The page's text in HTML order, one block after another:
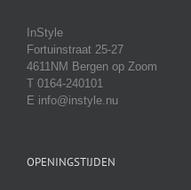
InStyle
Fortuinstraat 25-27
4611NM Bergen op Zoom
T 0164-240101
E info@instyle.nu
OPENINGSTIJDEN